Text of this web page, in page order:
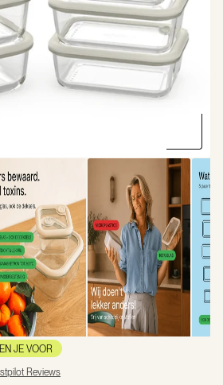
JE VOOR
Reviews